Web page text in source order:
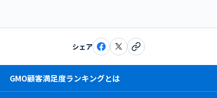
シェア
GMO顧客満足度ランキングとは